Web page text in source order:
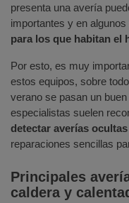
presenta una avería
importantes y en
para los que habitan el
Por esto, es muy
estos equipos, sobre
verano se pasan un
especialistas suelen
detectar averías
reparaciones sencillas
Principales
caldera y